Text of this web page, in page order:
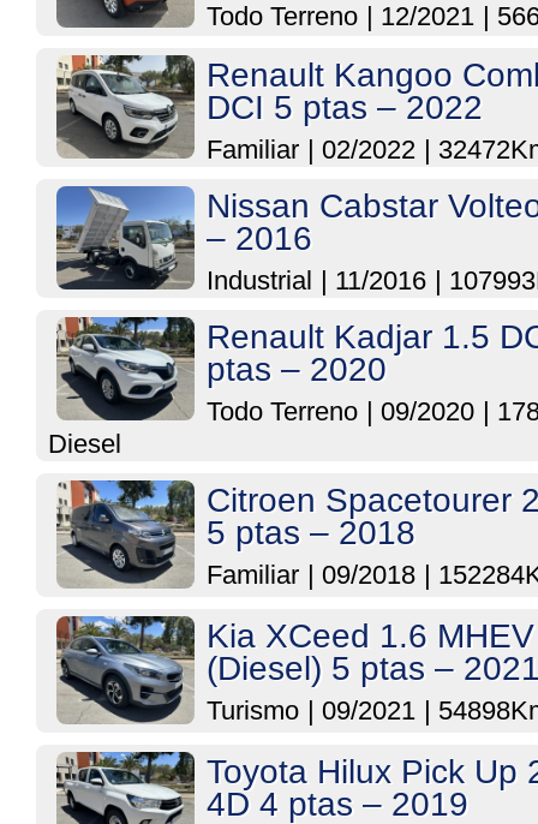
Todo Terreno | 12/2021 |
Renault Kangoo
DCI 5 ptas – 2022
Familiar | 02/2022 |
Nissan Cabstar
– 2016
Industrial | 11/2016 |
Renault Kadjar 1.5
ptas – 2020
Todo Terreno | 09/2020 |
Diesel
Citroen Spacetourer
5 ptas – 2018
Familiar | 09/2018 |
Kia XCeed 1.6 MHEV
(Diesel) 5 ptas –
Turismo | 09/2021 |
Toyota Hilux Pick Up
4D 4 ptas – 2019